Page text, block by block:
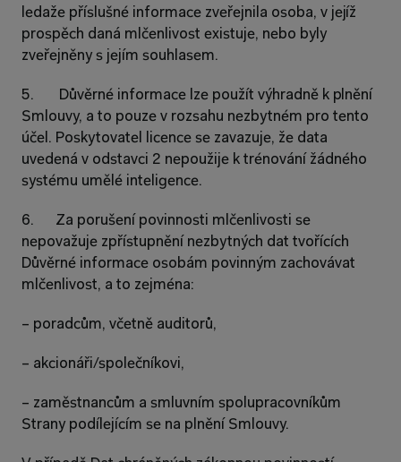
ledaže příslušné informace zveřejnila osoba, v jejíž
prospěch daná mlčenlivost existuje, nebo byly
zveřejněny s jejím souhlasem.
5.       Důvěrné informace lze použít výhradně k plnění
Smlouvy, a to pouze v rozsahu nezbytném pro tento
účel. Poskytovatel licence se zavazuje, že data
uvedená v odstavci 2 nepoužije k trénování žádného
systému umělé inteligence.
6.      Za porušení povinnosti mlčenlivosti se
nepovažuje zpřístupnění nezbytných dat tvořících
Důvěrné informace osobám povinným zachovávat
mlčenlivost, a to zejména:
– poradcům, včetně auditorů,
– akcionáři/společníkovi,
– zaměstnancům a smluvním spolupracovníkům
Strany podílejícím se na plnění Smlouvy.